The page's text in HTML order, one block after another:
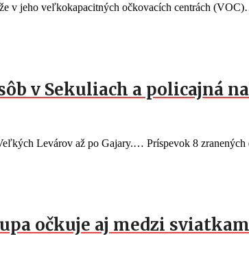
v jeho veľkokapacitných očkovacích centrách
v Sekuliach a policajná
Levárov až po Gajary.… Príspevok 8 zranených
očkuje aj medzi